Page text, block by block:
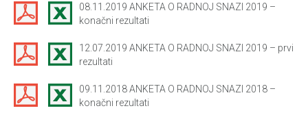
08.11.2019 ANKETA O RADNOJ SNAZI 2019 –
konačni rezultati
12.07.2019 ANKETA O RADNOJ SNAZI 2019 – prvi
rezultati
09.11.2018 ANKETA O RADNOJ SNAZI 2018 –
konačni rezultati